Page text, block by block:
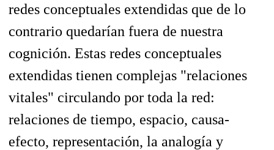
redes conceptuales extendidas que de lo
contrario quedarían fuera de nuestra
cognición. Estas redes conceptuales
extendidas tienen complejas "relaciones
vitales" circulando por toda la red:
relaciones de tiempo, espacio, causa-
efecto, representación, la analogía y